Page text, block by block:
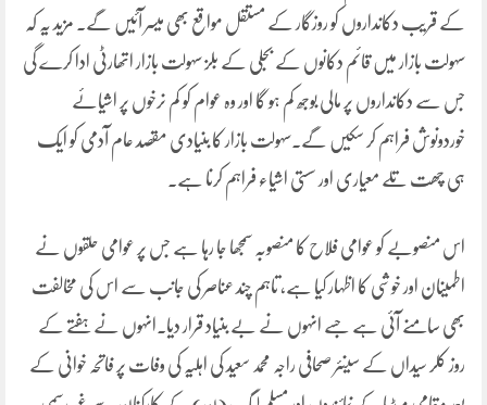
کے قریب دکانداروں کو روزگار کے مستقل مواقع بھی میسر آئیں گے۔ مزید یہ کہ
سہولت بازار میں قائم دکانوں کے بجلی کے بلز سہولت بازار اتھارٹی ادا کرے گی
جس سے دکانداروں پر مالی بوجھ کم ہو گا اور وہ عوام کو کم نرخوں پر اشیائے
خوردونوش فراہم کر سکیں گے۔سہولت بازار کا بنیادی مقصد عام آدمی کو ایک
ہی چھت تلے معیاری اور سستی اشیاء فراہم کرنا ہے۔
اس منصوبے کو عوامی فلاح کا منصوبہ سمجھا جا رہا ہے جس پر عوامی حلقوں نے
اطمینان اور خوشی کا اظہار کیا ہے، تاہم چند عناصر کی جانب سے اس کی مخالفت
بھی سامنے آئی ہے جسے انہوں نے بے بنیاد قرار دیا۔انہوں نے ہفتے کے
روز کلر سیداں کے سینئر صحافی راجہ محمد سعید کی اہلیہ کی وفات پر فاتحہ خوانی کے